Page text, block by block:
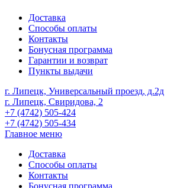
Доставка
Способы оплаты
Контакты
Бонусная программа
Гарантии и возврат
Пункты выдачи
г. Липецк, Универсальный проезд, д.2д
г. Липецк, Свиридова, 2
+7 (4742) 505-424
+7 (4742) 505-434
Главное меню
Доставка
Способы оплаты
Контакты